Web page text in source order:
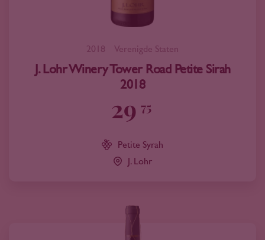
2018 Verenigde Staten
J. Lohr Winery Tower Road Petite Sirah
2018
29 75
Petite Syrah
J. Lohr